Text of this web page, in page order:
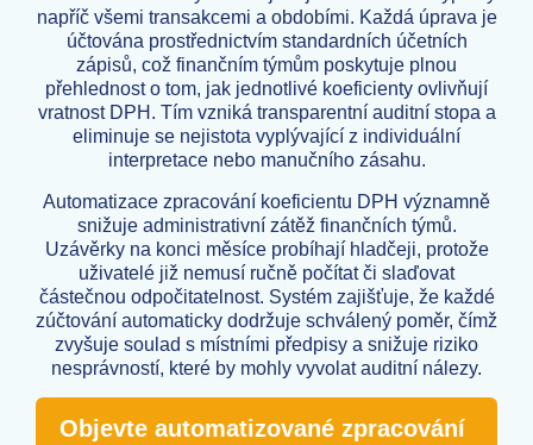
napříč všemi transakcemi a obdobími. Každá úprava je
účtována prostřednictvím standardních účetních
zápisů, což finančním týmům poskytuje plnou
přehlednost o tom, jak jednotlivé koeficienty ovlivňují
vratnost DPH. Tím vzniká transparentní auditní stopa a
eliminuje se nejistota vyplývající z individuální
interpretace nebo manučního zásahu.
Automatizace zpracování koeficientu DPH významně
snižuje administrativní zátěž finančních týmů.
Uzávěrky na konci měsíce probíhají hladčeji, protože
uživatelé již nemusí ručně počítat či slaďovat
částečnou odpočitatelnost. Systém zajišťuje, že každé
zúčtování automaticky dodržuje schválený poměr, čímž
zvyšuje soulad s místními předpisy a snižuje riziko
nesprávností, které by mohly vyvolat auditní nálezy.
Objevte automatizované zpracování